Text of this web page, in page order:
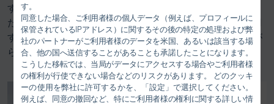
す。
同意した場合、ご利用者様の個人データ（例えば、プロフィールに
保管されているIPアドレス）に関するその後の特定の処理および弊
社のパートナーがご利用者様のデータを米国、あるいは該当する場
合、他の国へ送信することがあることも承諾したことになります。
こうした移転では、当局がデータにアクセスする場合やご利用者様
の権利が行使できない場合などのリスクがあります。 どのクッキ
ーの使用を弊社に許可するかを、「設定」で選択してください。
例えば、同意の撤回など、特にご利用者様の権利に関する詳しい情
すこともできるため、塗料ロスを大幅に削減します。ま
た、洗剤の使用量も削減できます。複数のシステムを使用
すると、すでに充填されたホースに 1 つの色を塗布しなが
ら、別のホースを次の色用に準備することができます。